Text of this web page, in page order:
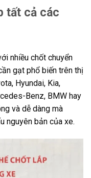
tất cả các
nhiều chốt chuyển
gạt phổ biến trên thị
Hyundai, Kia,
Benz, BMW hay
và dễ dàng mà
nguyên bản của xe.